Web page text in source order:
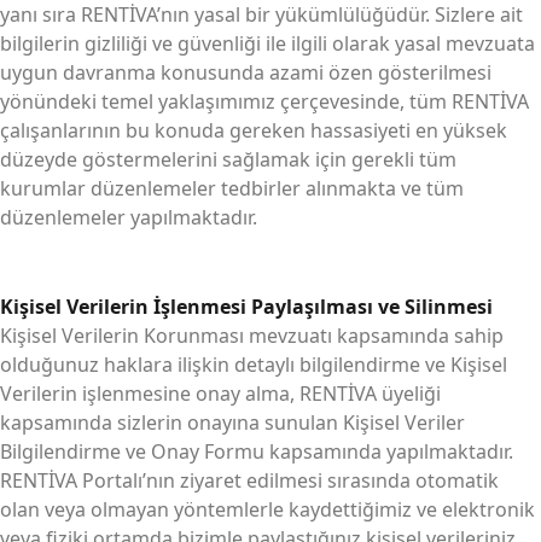
yanı sıra RENTİVA’nın yasal bir yükümlülüğüdür. Sizlere ait
bilgilerin gizliliği ve güvenliği ile ilgili olarak yasal mevzuata
uygun davranma konusunda azami özen gösterilmesi
yönündeki temel yaklaşımımız çerçevesinde, tüm RENTİVA
çalışanlarının bu konuda gereken hassasiyeti en yüksek
düzeyde göstermelerini sağlamak için gerekli tüm
kurumlar düzenlemeler tedbirler alınmakta ve tüm
düzenlemeler yapılmaktadır.
Kişisel Verilerin İşlenmesi Paylaşılması ve Silinmesi
Kişisel Verilerin Korunması mevzuatı kapsamında sahip
olduğunuz haklara ilişkin detaylı bilgilendirme ve Kişisel
Verilerin işlenmesine onay alma, RENTİVA üyeliği
kapsamında sizlerin onayına sunulan Kişisel Veriler
Bilgilendirme ve Onay Formu kapsamında yapılmaktadır.
RENTİVA Portalı’nın ziyaret edilmesi sırasında otomatik
olan veya olmayan yöntemlerle kaydettiğimiz ve elektronik